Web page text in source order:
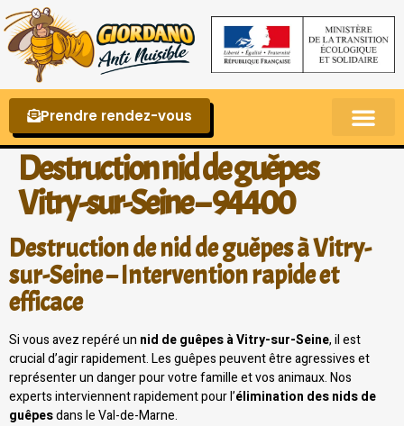
Prendre rendez-vous
Destruction nid de guêpes
Vitry-sur-Seine – 94400
Destruction de nid de guêpes à Vitry-
sur-Seine – Intervention rapide et
efficace
Si vous avez repéré un nid de guêpes à Vitry-sur-Seine, il est
crucial d’agir rapidement. Les guêpes peuvent être agressives et
représenter un danger pour votre famille et vos animaux. Nos
experts interviennent rapidement pour l’élimination des nids de
guêpesdans le Val-de-Marne.